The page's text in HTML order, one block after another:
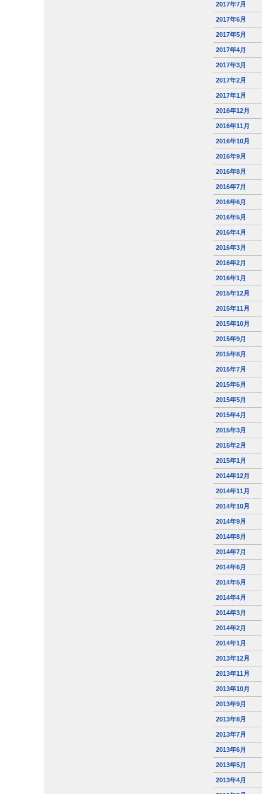
2017年7月
2017年6月
2017年5月
2017年4月
2017年3月
2017年2月
2017年1月
2016年12月
2016年11月
2016年10月
2016年9月
2016年8月
2016年7月
2016年6月
2016年5月
2016年4月
2016年3月
2016年2月
2016年1月
2015年12月
2015年11月
2015年10月
2015年9月
2015年8月
2015年7月
2015年6月
2015年5月
2015年4月
2015年3月
2015年2月
2015年1月
2014年12月
2014年11月
2014年10月
2014年9月
2014年8月
2014年7月
2014年6月
2014年5月
2014年4月
2014年3月
2014年2月
2014年1月
2013年12月
2013年11月
2013年10月
2013年9月
2013年8月
2013年7月
2013年6月
2013年5月
2013年4月